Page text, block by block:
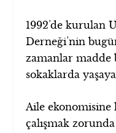
1992’de kurulan
Derneği’nin
zamanlar madde
sokaklarda
Aile ekonomisine
çalışmak